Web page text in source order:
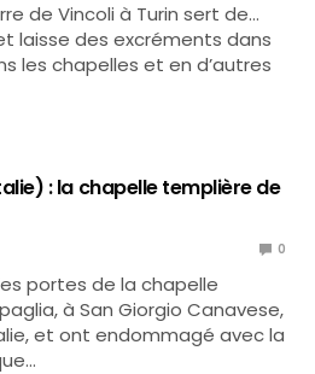
de Vincoli à Turin sert de…
laisse des excréments dans
les chapelles et en d’autres
: la chapelle templière de
0
portes de la chapelle
à San Giorgio Canavese,
et ont endommagé avec la